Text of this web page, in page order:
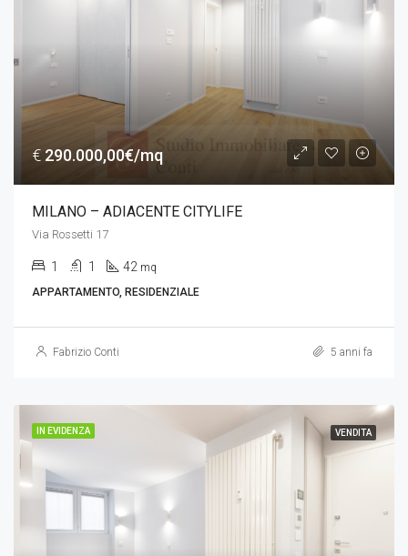
€ 290.000,00€/mq
MILANO – ADIACENTE CITYLIFE
Via Rossetti 17
1 1 42 mq
APPARTAMENTO, RESIDENZIALE
Fabrizio Conti 5 anni fa
IN EVIDENZA VENDITA